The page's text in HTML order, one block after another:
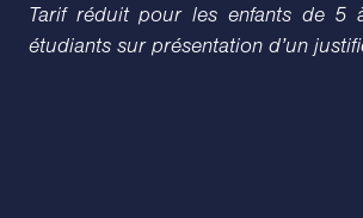
Tarif réduit pour les enfants de 5
étudiants sur présentation d’un